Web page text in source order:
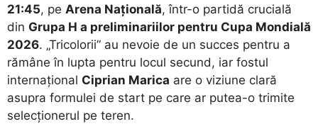
21:45, pe Arena Națională, într-o partidă crucială
din Grupa H a preliminariilor pentru Cupa Mondială
2026. „Tricolorii” au nevoie de un succes pentru a
rămâne în lupta pentru locul secund, iar fostul
internațional Ciprian Marica are o viziune clară
asupra formulei de start pe care ar putea-o trimite
selecționerul pe teren.